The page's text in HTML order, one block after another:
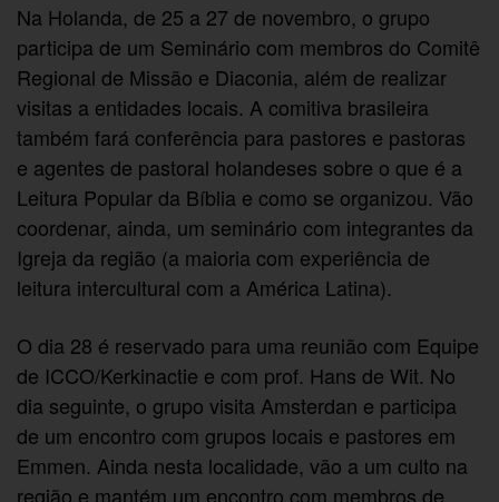
Na Holanda, de 25 a 27 de novembro, o grupo
participa de um Seminário com membros do Comitê
Regional de Missão e Diaconia, além de realizar
visitas a entidades locais. A comitiva brasileira
também fará conferência para pastores e pastoras
e agentes de pastoral holandeses sobre o que é a
Leitura Popular da Bíblia e como se organizou. Vão
coordenar, ainda, um seminário com integrantes da
Igreja da região (a maioria com experiência de
leitura intercultural com a América Latina).
O dia 28 é reservado para uma reunião com Equipe
de ICCO/Kerkinactie e com prof. Hans de Wit. No
dia seguinte, o grupo visita Amsterdan e participa
de um encontro com grupos locais e pastores em
Emmen. Ainda nesta localidade, vão a um culto na
região e mantém um encontro com membros de